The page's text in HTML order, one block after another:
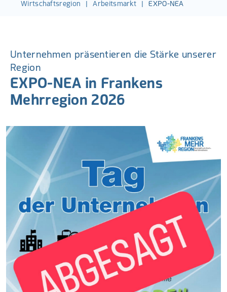
Wirtschaftsregion | Arbeitsmarkt | EXPO-NEA
Unternehmen präsentieren die Stärke unserer
Region
EXPO-NEA in Frankens
Mehrregion 2026